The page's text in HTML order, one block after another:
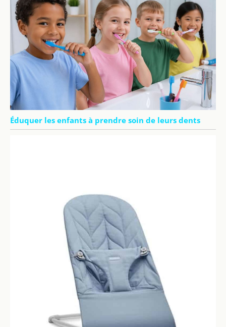
Éduquer les enfants à prendre soin de leurs dents